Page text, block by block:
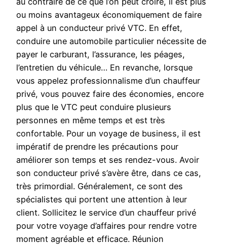
ou moins avantageux économiquement de faire
appel à un conducteur privé VTC. En effet,
conduire une automobile particulier nécessite de
payer le carburant, l’assurance, les péages,
l’entretien du véhicule… En revanche, lorsque
vous appelez professionnalisme d’un chauffeur
privé, vous pouvez faire des économies, encore
plus que le VTC peut conduire plusieurs
personnes en même temps et est très
confortable. Pour un voyage de business, il est
impératif de prendre les précautions pour
améliorer son temps et ses rendez-vous. Avoir
son conducteur privé s’avère être, dans ce cas,
très primordial. Généralement, ce sont des
spécialistes qui portent une attention à leur
client. Sollicitez le service d’un chauffeur privé
pour votre voyage d’affaires pour rendre votre
moment agréable et efficace. Réunion